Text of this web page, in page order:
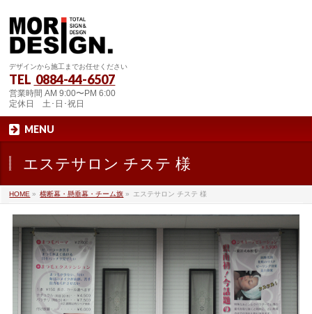
デザインから施工までお任せください
TEL 0884-44-6507
営業時間 AM 9:00〜PM 6:00
定休日 土･日･祝日
MENU
エステサロン チステ 様
HOME » 横断幕・懸垂幕・チーム旗 » エステサロン チステ 様